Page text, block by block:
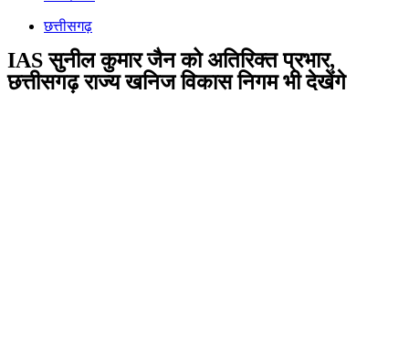
छत्तीसगढ़
IAS सुनील कुमार जैन को अतिरिक्त प्रभार,
छत्तीसगढ़ राज्य खनिज विकास निगम भी देखेंगे